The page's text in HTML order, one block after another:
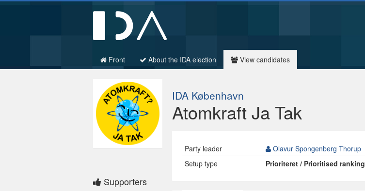
Front About the IDA election View candidates
Supporters
IDA København
Atomkraft Ja Tak
Party leader
Olavur Spongenberg Thorup
Setup type
Prioriteret / Prioritised ranking